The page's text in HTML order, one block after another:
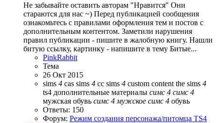
Не забывайте оставить авторам "Нравится" Они
стараются для нас ~) Перед публикацией сообщения
ознакомьтесь с правилами оформления тем и постов с
дополнительным контентом. Заметили нарушения
правил публикации - пишите в жалобную книгу. Нашли
битую ссылку, картинку - напишите в тему Битые...
PinkRabbit
Тема
26 Окт 2015
sims 4 cas sims 4 cc sims 4 custom content the sims 4
ts4 дополнительные материалы симс 4 симс 4
мужская обувь симс 4 мужское симс 4 обувь
Ответы: 150
Форум: Режим создания персонажа/питомца TS4